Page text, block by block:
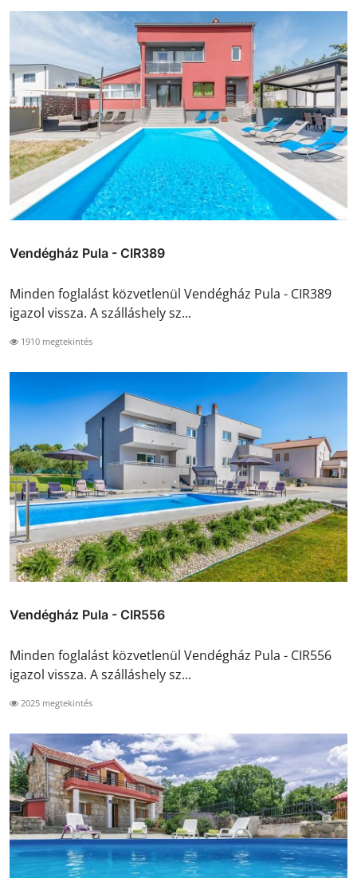
Vendégház Pula - CIR389
Minden foglalást közvetlenül Vendégház Pula - CIR389
igazol vissza. A szálláshely sz...
1910 megtekintés
Vendégház Pula - CIR556
Minden foglalást közvetlenül Vendégház Pula - CIR556
igazol vissza. A szálláshely sz...
2025 megtekintés